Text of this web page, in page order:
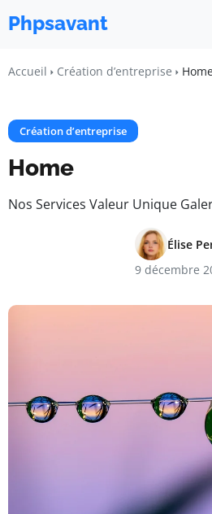
Phpsavant
Accueil Création d’entreprise
Création d’entreprise
Home
Nos Services Valeur Unique
Élise
9 décembre